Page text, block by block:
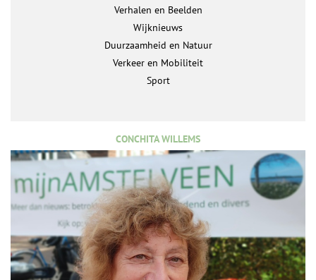
Verhalen en Beelden
Wijknieuws
Duurzaamheid en Natuur
Verkeer en Mobiliteit
Sport
CONCHITA WILLEMS